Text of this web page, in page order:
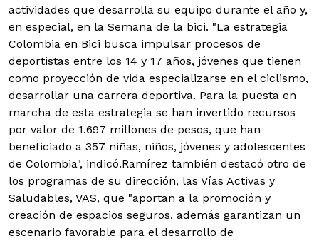
actividades que desarrolla su equipo durante el año y,
en especial, en la Semana de la bici. "La estrategia
Colombia en Bici busca impulsar procesos de
deportistas entre los 14 y 17 años, jóvenes que tienen
como proyección de vida especializarse en el ciclismo,
desarrollar una carrera deportiva. Para la puesta en
marcha de esta estrategia se han invertido recursos
por valor de 1.697 millones de pesos, que han
beneficiado a 357 niñas, niños, jóvenes y adolescentes
de Colombia", indicó.Ramírez también destacó otro de
los programas de su dirección, las Vías Activas y
Saludables, VAS, que "aportan a la promoción y
creación de espacios seguros, además garantizan un
escenario favorable para el desarrollo de